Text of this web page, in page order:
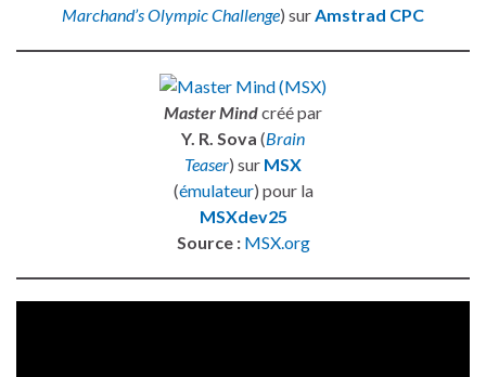
Marchand’s Olympic Challenge) sur Amstrad CPC
Master Mindcréé par
Y. R. Sova (Brain
Teaser) sur MSX
(émulateur) pour la
MSXdev25
Source : MSX.org